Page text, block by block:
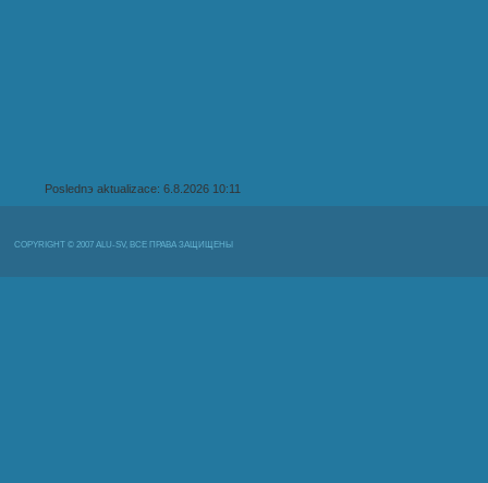
Poslednэ aktualizace: 6.8.2026 10:11
COPYRIGHT © 2007 ALU-SV, ВСЕ ПРАВА ЗАЩИЩЕНЫ